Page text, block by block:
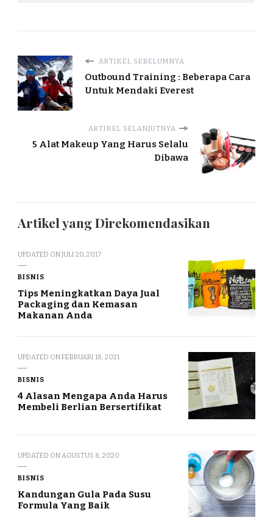
ARTIKEL SEBELUMNYA
Outbound Training : Beberapa Cara
Untuk Mendaki Everest
ARTIKEL SELANJUTNYA
5 Alat Makeup Yang Harus Selalu
Dibawa
Artikel yang Direkomendasikan
UPDATED ONJULI 20, 2017
BISNIS
Tips Meningkatkan Daya Jual
Packaging dan Kemasan
Makanan Anda
UPDATED ONFEBRUARI 18, 2021
BISNIS
4 Alasan Mengapa Anda Harus
Membeli Berlian Bersertifikat
UPDATED ONAGUSTUS 8, 2020
BISNIS
Kandungan Gula Pada Susu
Formula Yang Baik